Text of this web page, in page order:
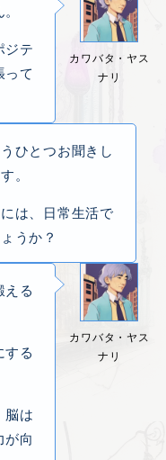
カワバタ・ヤス
ナリ
ジテ
って
ひとつお聞きし
。
は、日常生活で
うか？
カワバタ・ヤス
ナリ
える
る
脳は
向